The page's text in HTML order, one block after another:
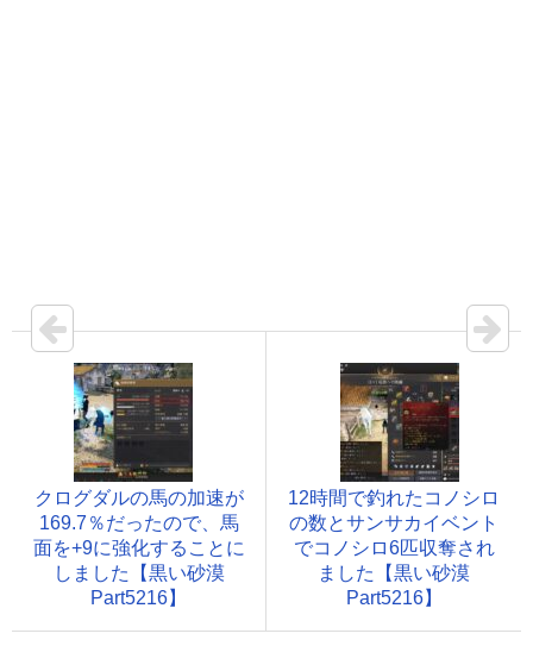
クログダルの馬の加速が
169.7％だったので、馬
面を+9に強化することに
しました【黒い砂漠
Part5216】
12時間で釣れたコノシロ
の数とサンサカイベント
でコノシロ6匹収奪され
ました【黒い砂漠
Part5216】